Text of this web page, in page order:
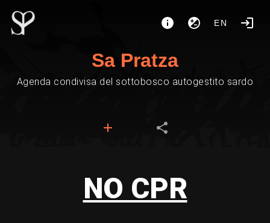
EN
Sa Pratza
Agenda condivisa del sottobosco autogestito sardo
NO CPR